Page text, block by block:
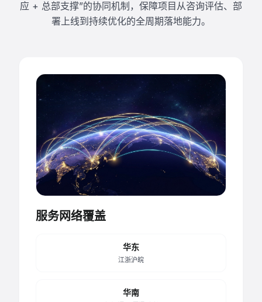
应 + 总部支撑”的协同机制，保障项目从咨询评估、部
署上线到持续优化的全周期落地能力。
服务网络覆盖
华东
江浙沪皖
华南